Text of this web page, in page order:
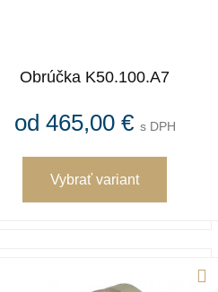
Obrúčka K50.100.A7
od 465,00 € s DPH
Vybrať variant